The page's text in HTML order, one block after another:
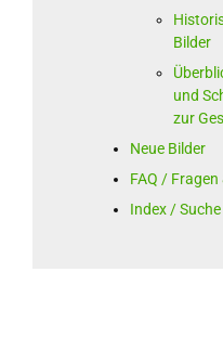
Bilder
und
zur
Neue Bilder
FAQ /
Index / Suche